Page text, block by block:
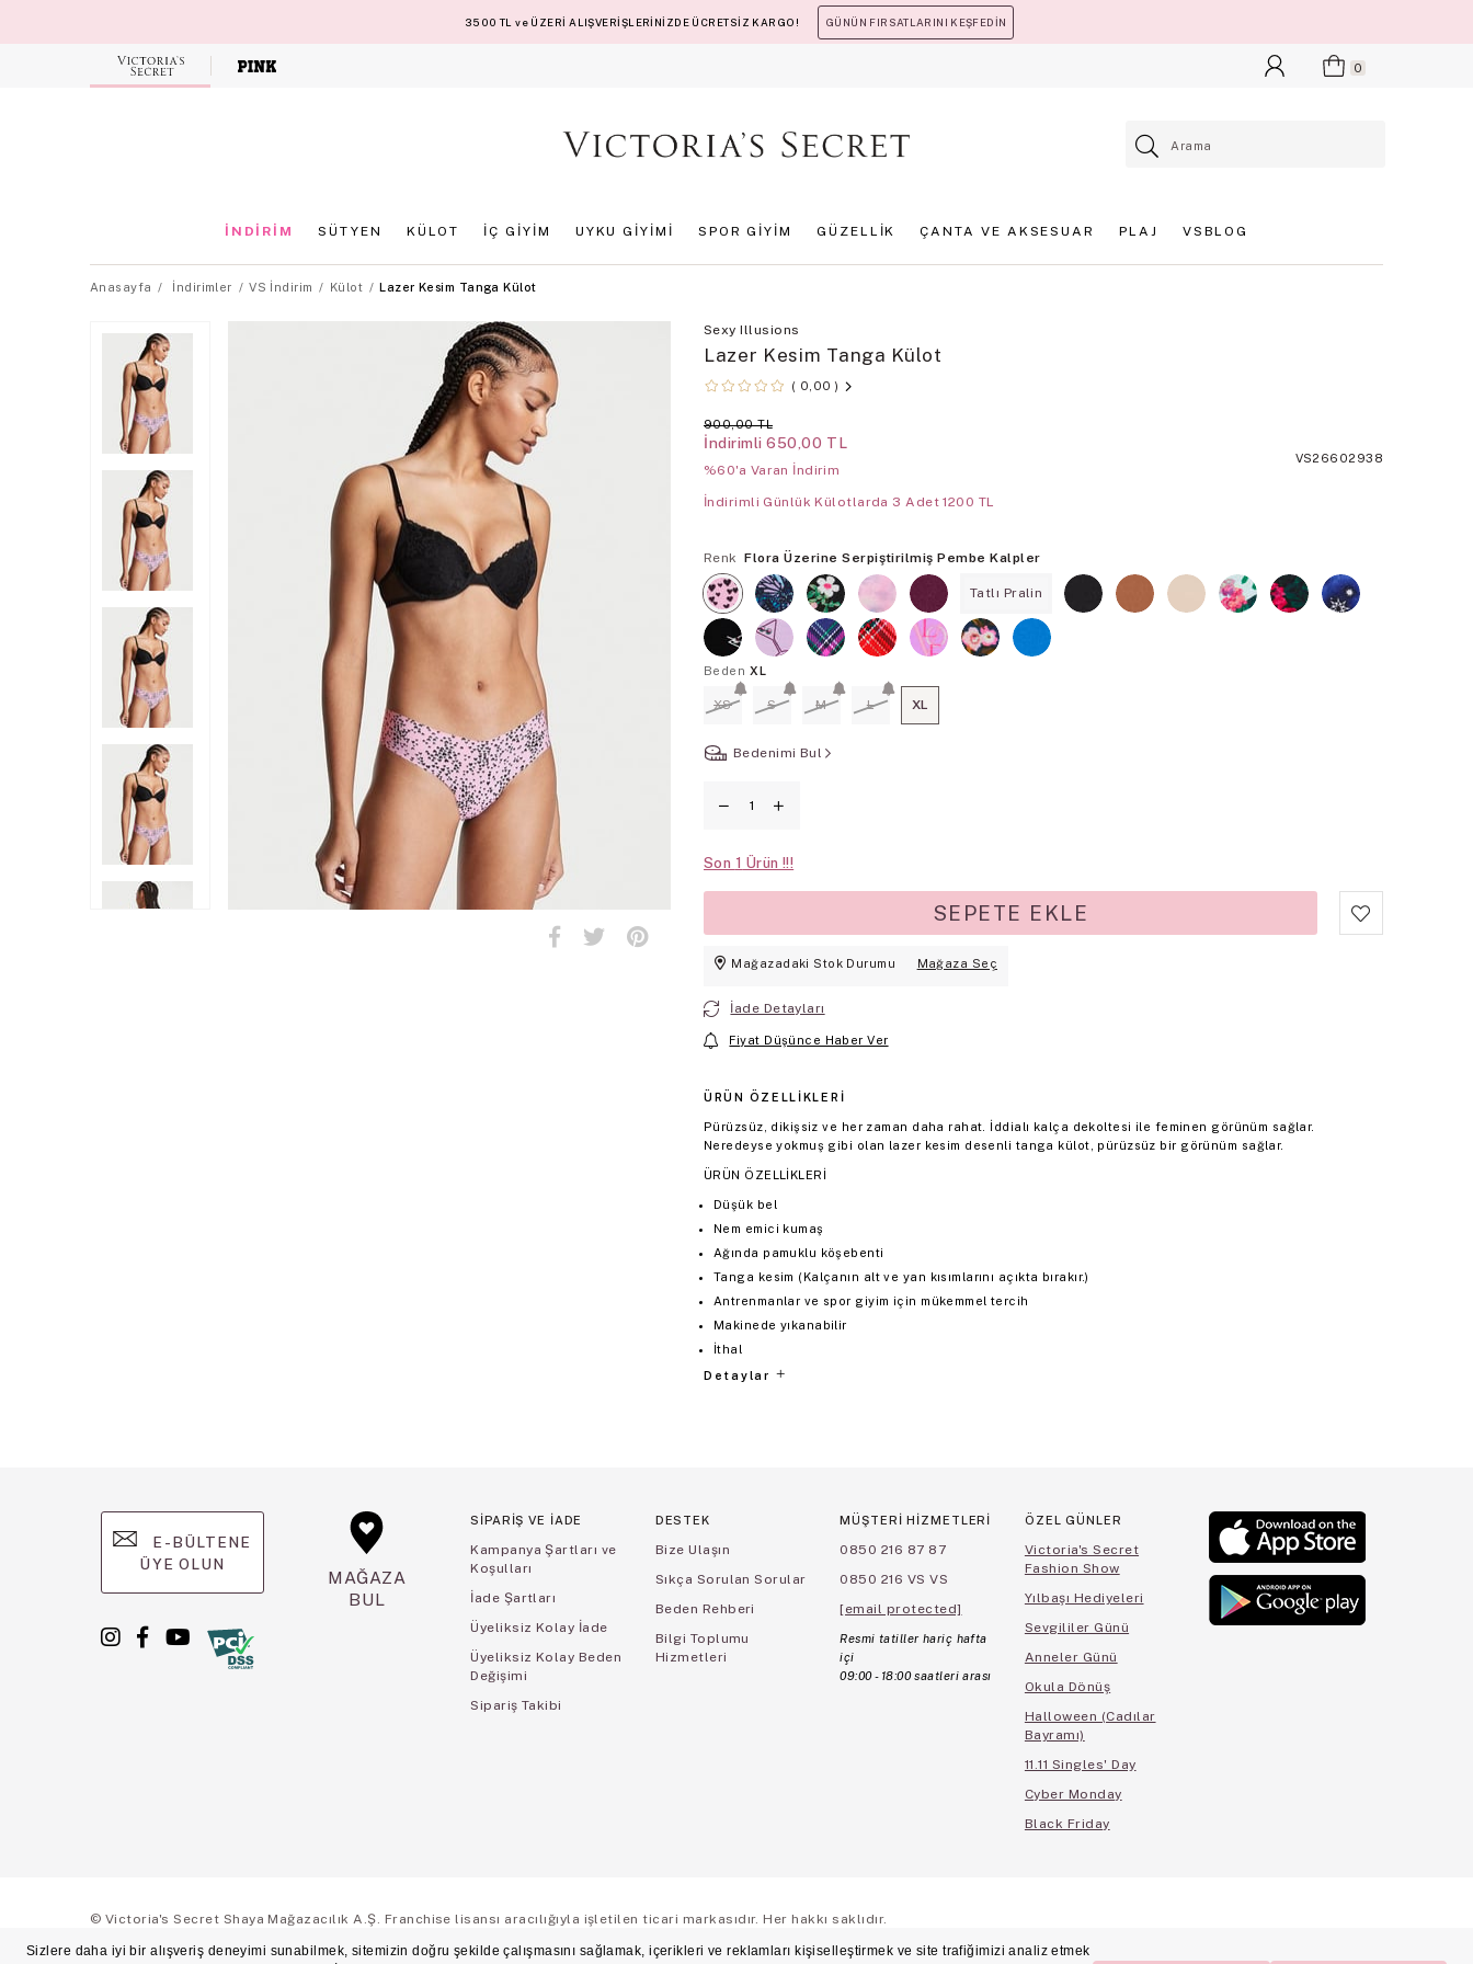
3500 TL ve ÜZERİ ALIŞVERİŞLERİNİZDE ÜCRETSİZ KARGO! GÜNÜN FIRSATLARINI KEŞFEDİN
Victoria's
Secret
0
İNDİRİM SÜTYEN KÜLOT İÇ GİYİM UYKU GİYİMİ SPOR GİYİM GÜZELLİK ÇANTA VE AKSESUAR PLAJ VSBLOG
Anasayfa İndirimler VS İndirim Külot Lazer Kesim Tanga Külot
Sexy Illusions
Lazer Kesim Tanga Külot
0,00
900,00 TL
İndirimli 650,00 TL
%60'a Varan İndirim
VS26602938
İndirimli Günlük Külotlarda 3 Adet 1200 TL
Renk Flora Üzerine Serpiştirilmiş Pembe Kalpler
Tatlı Pralin
Beden XL
XS S M L XL
Bedenimi Bul
Son 1
Mağazadaki Stok Durumu Mağaza Seç
İade Detayları
Fiyat Düşünce Haber Ver
ÜRÜN ÖZELLIKLERI
Pürüzsüz, dikişsiz ve her zaman daha rahat. İddialı kalça dekoltesi ile feminen görünüm sağlar.
Neredeyse yokmuş gibi olan lazer kesim desenli tanga külot, pürüzsüz bir görünüm sağlar.
ÜRÜN ÖZELLİKLERİ
Düşük bel
Nem emici kumaş
Ağında pamuklu köşebenti
Tanga kesim (Kalçanın alt ve yan kısımlarını açıkta bırakır.)
Antrenmanlar ve spor giyim için mükemmel tercih
Makinede yıkanabilir
İthal
Detaylar
E-BÜLTENE
ÜYE OLUN
MAĞAZA
BUL
SİPARİŞ VE İADE
Kampanya Şartları ve
Koşulları
İade Şartları
Üyeliksiz Kolay İade
Üyeliksiz Kolay Beden
Değişimi
Sipariş Takibi
DESTEK
Bize Ulaşın
Sıkça Sorulan Sorular
Beden Rehberi
Bilgi Toplumu
Hizmetleri
MÜŞTERİ HİZMETLERİ
0850 216 87 87
0850 216 VS VS
[email protected]
Resmi tatiller hariç hafta
içi
09:00 - 18:00 saatleri arası
ÖZEL GÜNLER
Victoria's Secret
Fashion Show
Yılbaşı Hediyeleri
Sevgililer Günü
Anneler Günü
Okula Dönüş
Halloween (Cadılar
Bayramı)
11.11 Singles' Day
Cyber Monday
Black Friday
© Victoria's Secret Shaya Mağazacılık A.Ş. Franchise lisansı aracılığıyla işletilen ticari markasıdır. Her hakkı saklıdır.
Ön Bilgilendirme Süreç Bazlı Müşteri Aydınlatma Metni Mesafeli Satış Sözleşmesi Üyelik ve Gizlilik Sözleşmesi İşlem Rehberi Çerez Politikası Çerez Tercihleri